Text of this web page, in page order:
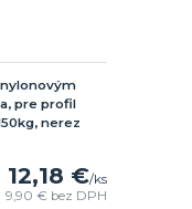
nylonovým
pre profil
nerez
12,18 €/ks
9,90 € bez DPH